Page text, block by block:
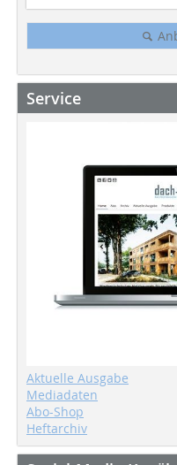
Service
Aktuelle Ausgabe
Mediadaten
Abo-Shop
Heftarchiv